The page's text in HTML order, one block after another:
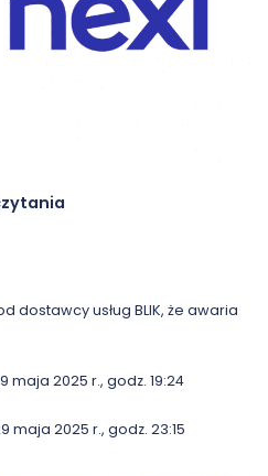
dostawcy usług BLIK, że awaria
maja 2025 r., godz. 19:24
maja 2025 r., godz. 23:15